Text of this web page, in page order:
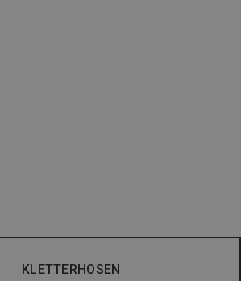
KLETTERHOSEN